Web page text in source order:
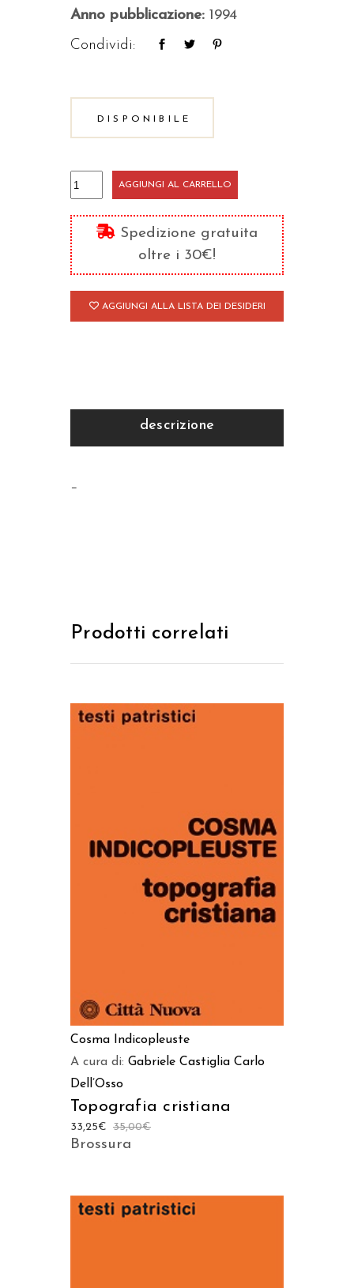
Anno pubblicazione: 1994
Condividi:
DISPONIBILE
Commento
al
Vangelo
di
Giovanni
/2
quantità
AGGIUNGI AL CARRELLO
Spedizione gratuita
oltre i 30€!
AGGIUNGI ALLA LISTA DEI DESIDERI
descrizione
–
Prodotti correlati
Cosma Indicopleuste
A cura di: Gabriele Castiglia Carlo
Dell’Osso
Topografia cristiana
35,00€
33,25€
Brossura